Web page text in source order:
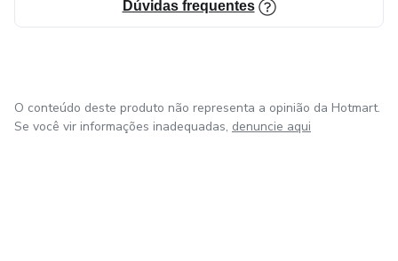
Dúvidas frequentes
O conteúdo deste produto não representa a opinião da Hotmart.
Se você vir informações inadequadas, denuncie aqui